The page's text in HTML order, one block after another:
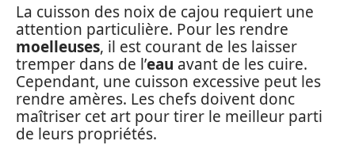
La cuisson des noix de cajou requiert une
attention particulière. Pour les rendre
moelleuses, il est courant de les laisser
tremper dans de l’eau avant de les cuire.
Cependant, une cuisson excessive peut les
rendre amères. Les chefs doivent donc
maîtriser cet art pour tirer le meilleur parti
de leurs propriétés.